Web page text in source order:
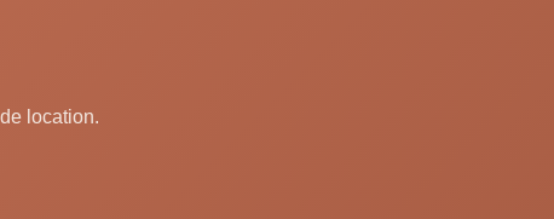
location.